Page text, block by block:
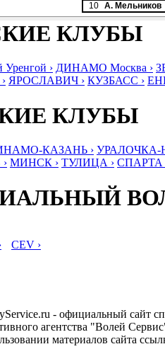
10 А. Мельников
КЛУБЫ
› ДИНАМО Москва ›
ЯРОСЛАВИЧ › КУЗБАСС ›
КЛУБЫ
КАЗАНЬ › УРАЛОЧКА-
МИНСК › ТУЛИЦА › СПАРТА
CEV ›
- официальный сайт
агентства "Волей
материалов сайта